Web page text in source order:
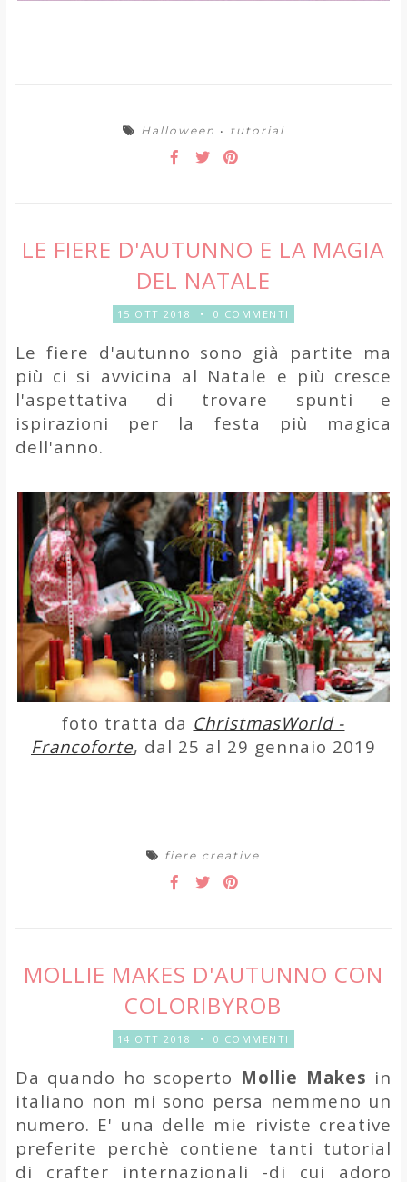
Halloween • tutorial
LE FIERE D'AUTUNNO E LA MAGIA
DEL NATALE
15 OTT 2018 • 0 COMMENTI
Le fiere d'autunno sono già partite ma
più ci si avvicina al Natale e più cresce
l'aspettativa di trovare spunti e
ispirazioni per la festa più magica
dell'anno.
foto tratta da ChristmasWorld -
Francoforte, dal 25 al 29 gennaio 2019
fiere creative
MOLLIE MAKES D'AUTUNNO CON
COLORIBYROB
14 OTT 2018 • 0 COMMENTI
Da quando ho scoperto Mollie Makes in
italiano non mi sono persa nemmeno un
numero. E' una delle mie riviste creative
preferite perchè contiene tanti tutorial
di crafter internazionali -di cui adoro